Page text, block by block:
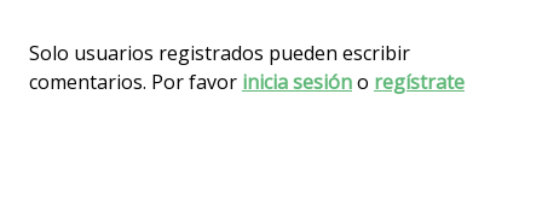
Solo usuarios registrados pueden escribir
comentarios. Por favor inicia sesióno regístrate